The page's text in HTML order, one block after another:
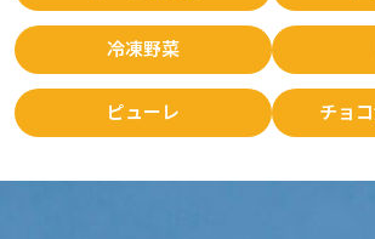
冷凍野菜
ピューレ チョ